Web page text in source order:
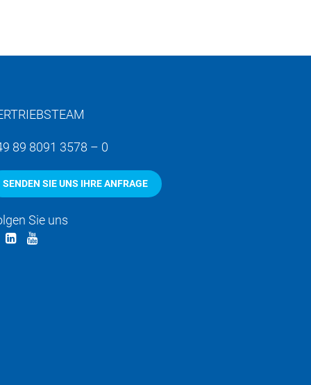
89 8091 3578 – 0
SENDEN SIE UNS IHRE ANFRAGE
Sie uns